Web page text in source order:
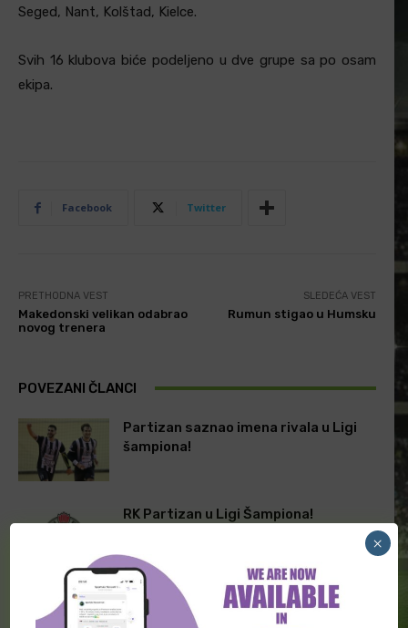
Seged, Nant, Kolštad, Kielce.
Svih 16 klubova biće podeljeno u dve grupe sa po osam
ekipa.
Facebook Twitter
PRETHODNA VEST
Makedonski velikan odabrao
novog trenera
SLEDEĆA VEST
Rumun stigao u Humsku
POVEZANI ČLANCI
Partizan saznao imena rivala u Ligi
šampiona!
RK Partizan u Ligi Šampiona!
Nekada na klupi “crno-belih”, a sada je
preuzeo večitog rivala
×